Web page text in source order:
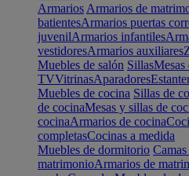
Armarios Armarios de
batientesArmarios puertas
juvenilArmarios infantiles
vestidoresArmarios auxiliares
Muebles de salón SillasMesas
TVVitrinasAparadores
Muebles de cocina Sillas de
de cocinaMesas y sillas de
cocinaArmarios de cocina
completasCocinas a medida
Muebles de dormitorio
matrimonioArmarios de